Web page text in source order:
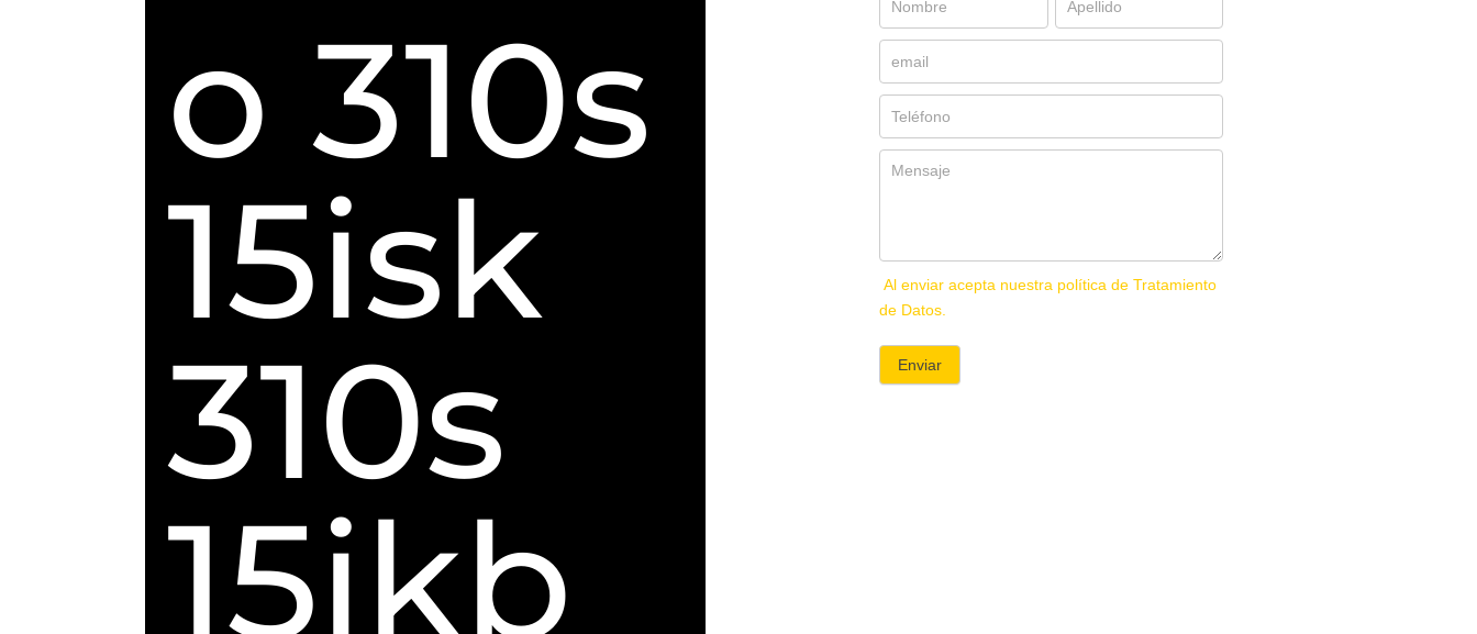
o 310s
15isk
310s
15ikb
Al enviar acepta nuestra política de Tratamiento
de Datos.
Enviar